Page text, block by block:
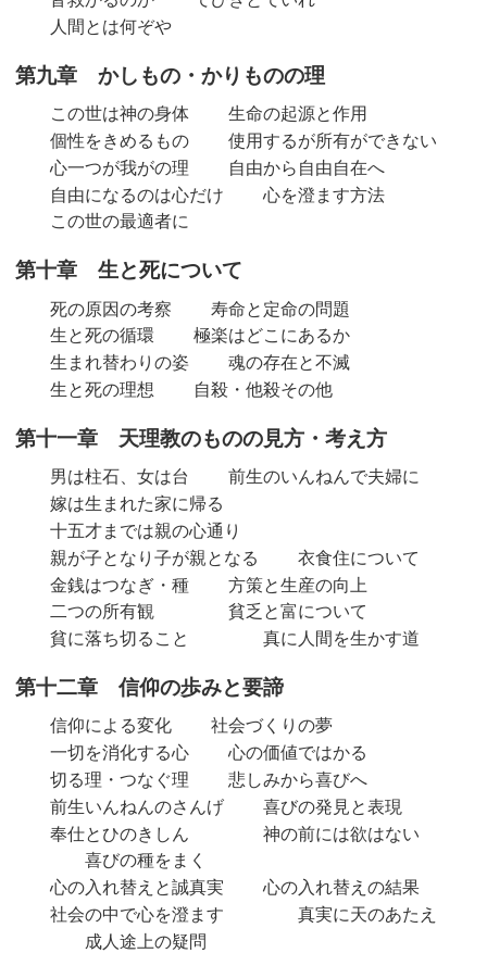
人間とは何ぞや
第九章 かしもの・かりものの理
この世は神の身体
生命の起源と作用
個性をきめるもの
使用するが所有ができない
心一つが我がの理
自由から自由自在へ
自由になるのは心だけ
心を澄ます方法
この世の最適者に
第十章 生と死について
死の原因の考察
寿命と定命の問題
生と死の循環
極楽はどこにあるか
生まれ替わりの姿
魂の存在と不滅
生と死の理想
自殺・他殺その他
第十一章 天理教のものの見方・考え方
男は柱石、女は台
前生のいんねんで夫婦に
嫁は生まれた家に帰る
十五才までは親の心通り
親が子となり子が親となる
衣食住について
金銭はつなぎ・種
方策と生産の向上
二つの所有観
貧乏と富について
貧に落ち切ること
真に人間を生かす道
第十二章 信仰の歩みと要諦
信仰による変化
社会づくりの夢
一切を消化する心
心の価値ではかる
切る理・つなぐ理
悲しみから喜びへ
前生いんねんのさんげ
喜びの発見と表現
奉仕とひのきしん
神の前には欲はない
喜びの種をまく
心の入れ替えと誠真実
心の入れ替えの結果
社会の中で心を澄ます
真実に天のあたえ
成人途上の疑問